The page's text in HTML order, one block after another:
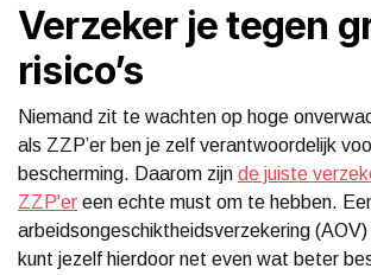
Verzeker je tegen
risico’s
Niemand zit te wachten op hoge
als ZZP’er ben je zelf verantwoordelijk
bescherming. Daarom zijn de juiste
ZZP'er een echte must om te hebben.
arbeidsongeschiktheidsverzekering
kunt jezelf hierdoor net even wat beter